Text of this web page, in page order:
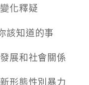
化釋疑
該知道的事
展和社會關係
形態性別暴力